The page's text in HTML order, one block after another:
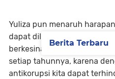
Yuliza pun menaruh
dapat dilakukan Dinas
berkesinambungan. “Kami
setiap tahunnya, karena
antikorupsi kita dapat
Berita Terbaru